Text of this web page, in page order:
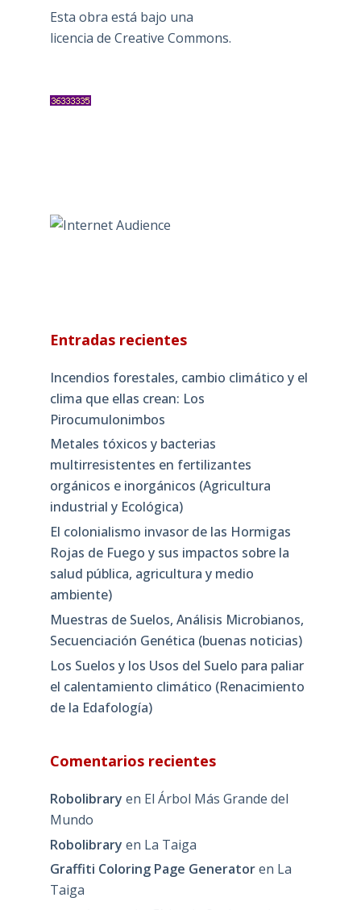
Esta obra está bajo una
licencia de Creative Commons.
Entradas recientes
Incendios forestales, cambio climático y el
clima que ellas crean: Los
Pirocumulonimbos
Metales tóxicos y bacterias
multirresistentes en fertilizantes
orgánicos e inorgánicos (Agricultura
industrial y Ecológica)
El colonialismo invasor de las Hormigas
Rojas de Fuego y sus impactos sobre la
salud pública, agricultura y medio
ambiente)
Muestras de Suelos, Análisis Microbianos,
Secuenciación Genética (buenas noticias)
Los Suelos y los Usos del Suelo para paliar
el calentamiento climático (Renacimiento
de la Edafología)
Comentarios recientes
Robolibrary en El Árbol Más Grande del
Mundo
Robolibrary en La Taiga
Graffiti Coloring Page Generator en La
Taiga